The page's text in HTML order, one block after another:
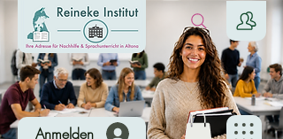
Anmelden